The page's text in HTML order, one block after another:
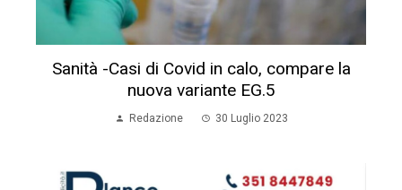
Sanità -Casi di Covid in calo, compare la
nuova variante EG.5
Redazione 30 Luglio 2023